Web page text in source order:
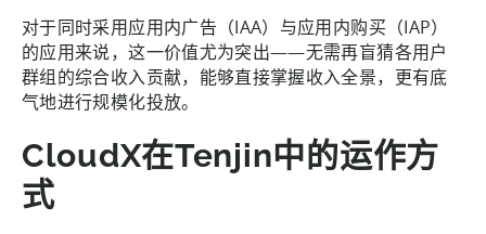
对于同时采用应用内广告（IAA）与应用内购买（IAP）
的应用来说，这一价值尤为突出——无需再盲猜各用户
群组的综合收入贡献，能够直接掌握收入全景，更有底
气地进行规模化投放。
CloudX在Tenjin中的运作方
式